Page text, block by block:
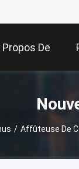
Propos De
Nous
/ Affûteuse De